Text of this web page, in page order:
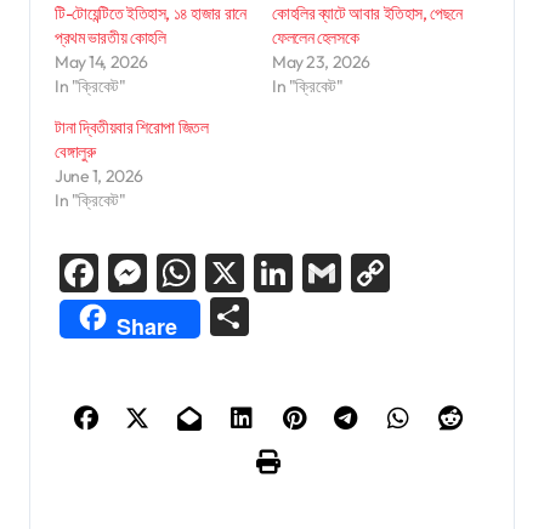
টি-টোয়েন্টিতে ইতিহাস, ১৪ হাজার রানে
প্রথম ভারতীয় কোহলি
May 14, 2026
In "ক্রিকেট"
কোহলির ব্যাটে আবার ইতিহাস, পেছনে
ফেললেন হেলসকে
May 23, 2026
In "ক্রিকেট"
টানা দ্বিতীয়বার শিরোপা জিতল
বেঙ্গালুরু
June 1, 2026
In "ক্রিকেট"
Facebook
Messenger
WhatsApp
X LinkedIn
Gmail
Share